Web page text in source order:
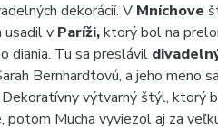
dekorácií. V Mníchove
usadil v Paríži,ktorý bol na
diania. Tu sa preslávil
Bernhardtovú, a jeho meno
Dekoratívny výtvarný štýl, ktorý
potom Mucha vyviezol aj za